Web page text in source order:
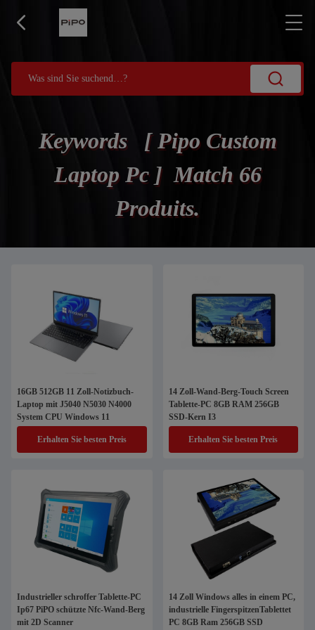
Keywords [ Pipo Custom
Laptop Pc ] Match 66
Produits.
16GB 512GB 11 Zoll-Notizbuch-
Laptop mit J5040 N5030 N4000
System CPU Windows 11
Erhalten Sie besten Preis
14 Zoll-Wand-Berg-Touch Screen
Tablette-PC 8GB RAM 256GB
SSD-Kern I3
Erhalten Sie besten Preis
Industrieller schroffer Tablette-PC
Ip67 PiPO schützte Nfc-Wand-Berg
mit 2D Scanner
14 Zoll Windows alles in einem PC,
industrielle FingerspitzenTablettet
PC 8GB Ram 256GB SSD